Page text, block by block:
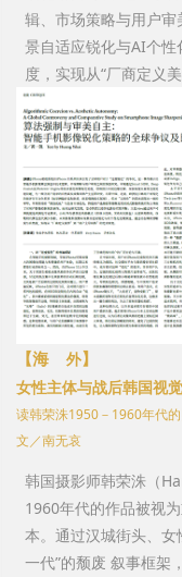
辑、市场策略与用户
景自适应锐化与AI个
度，实现从“厂商定义
【海 外】
女性主体与战后韩国视
读韩荣洙1950－1960年代
文／南无哀
韩国摄影师韩荣洙（
1960年代的作品被视
本。通过汉城街头、
一代”的颓废 叙事框架